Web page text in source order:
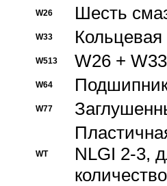
W26 Шесть
W33
W513 W26 + W33
W64
W77
WT
NLGI 2-3,